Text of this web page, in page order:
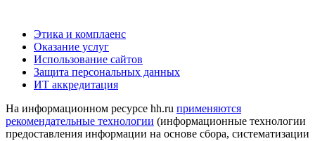
Этика и комплаенс
Оказание услуг
Использование сайтов
Защита персональных данных
ИТ аккредитация
На информационном ресурсе hh.ru применяются
рекомендательные технологии (информационные технологии
предоставления информации на основе сбора, систематизации